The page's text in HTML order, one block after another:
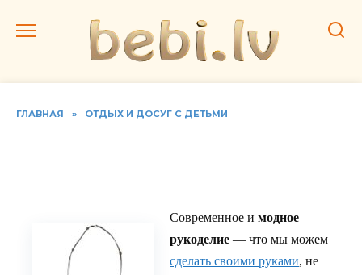
ГЛАВНАЯ » ОТДЫХ И ДОСУГ С ДЕТЬМИ
Современное и модное
рукоделие — что мы можем
сделать своими руками, не